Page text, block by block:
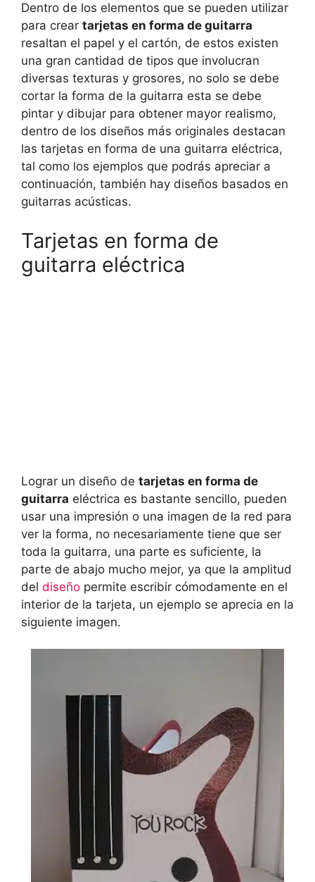
Dentro de los elementos que se pueden utilizar
para crear tarjetas en forma de guitarra
resaltan el papel y el cartón, de estos existen
una gran cantidad de tipos que involucran
diversas texturas y grosores, no solo se debe
cortar la forma de la guitarra esta se debe
pintar y dibujar para obtener mayor realismo,
dentro de los diseños más originales destacan
las tarjetas en forma de una guitarra eléctrica,
tal como los ejemplos que podrás apreciar a
continuación, también hay diseños basados en
guitarras acústicas.
Tarjetas en forma de
guitarra eléctrica
Lograr un diseño de tarjetas en forma de
guitarra eléctrica es bastante sencillo, pueden
usar una impresión o una imagen de la red para
ver la forma, no necesariamente tiene que ser
toda la guitarra, una parte es suficiente, la
parte de abajo mucho mejor, ya que la amplitud
del diseño permite escribir cómodamente en el
interior de la tarjeta, un ejemplo se aprecia en la
siguiente imagen.